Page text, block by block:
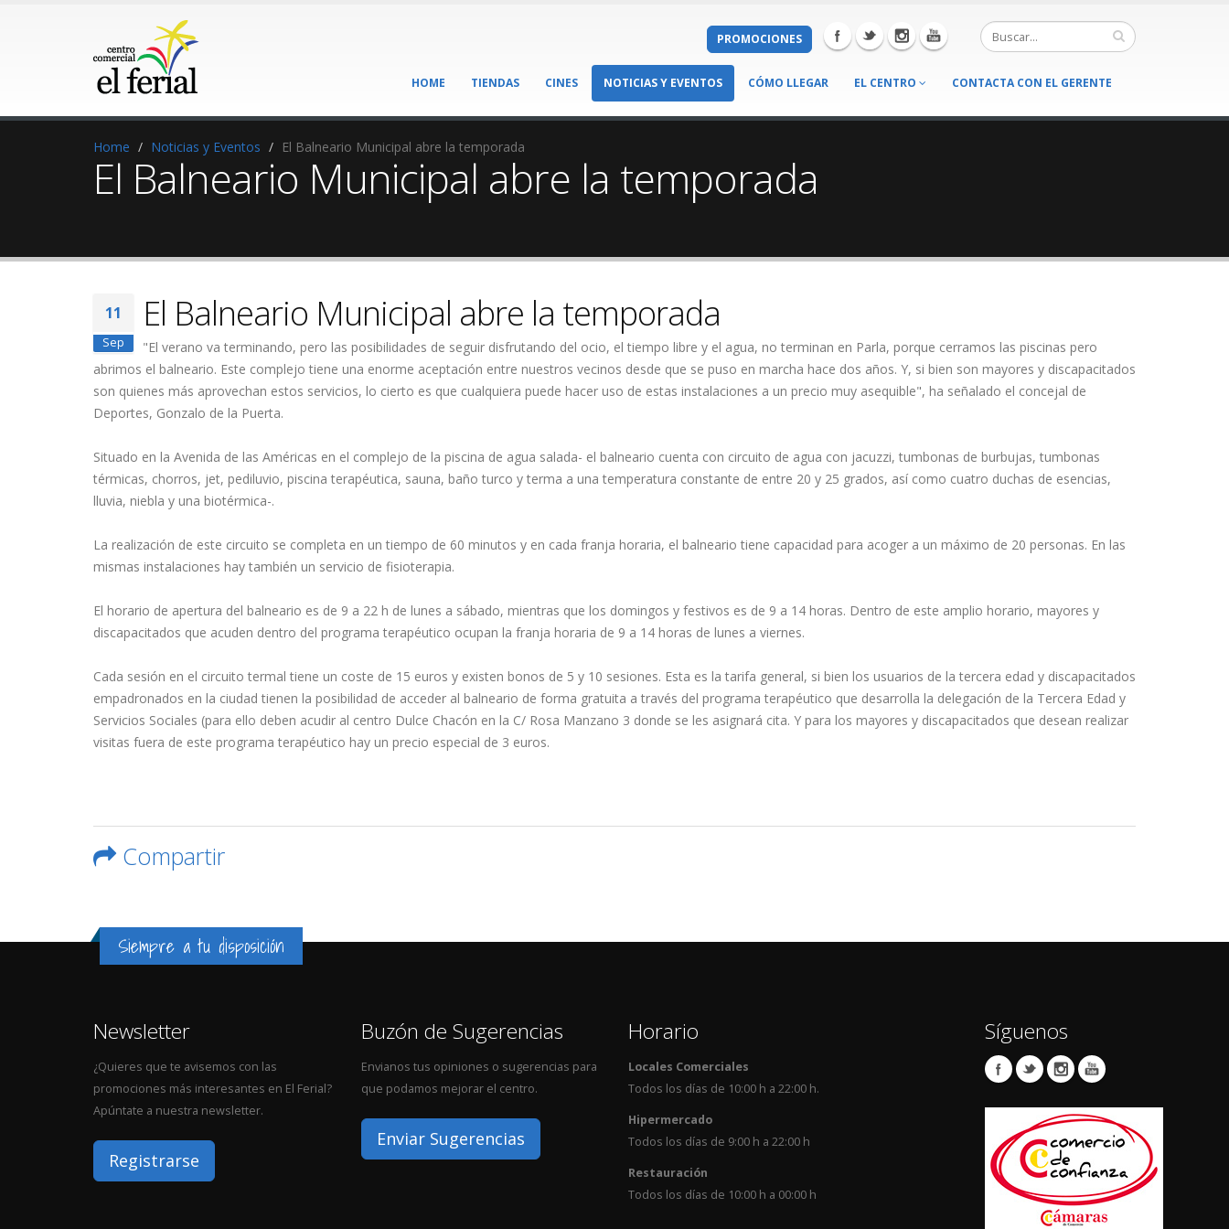
PROMOCIONES
HOME TIENDAS CINES NOTICIAS Y EVENTOS CÓMO LLEGAR EL CENTRO CONTACTA CON EL GERENTE
Home Noticias y Eventos El Balneario Municipal abre la temporada
El Balneario Municipal abre la temporada
11
Sep
El Balneario Municipal abre la temporada
"El verano va terminando, pero las posibilidades de seguir disfrutando del ocio, el tiempo libre y el agua, no terminan en Parla, porque cerramos las piscinas pero
abrimos el balneario. Este complejo tiene una enorme aceptación entre nuestros vecinos desde que se puso en marcha hace dos años. Y, si bien son mayores y discapacitados
son quienes más aprovechan estos servicios, lo cierto es que cualquiera puede hacer uso de estas instalaciones a un precio muy asequible", ha señalado el concejal de
Deportes, Gonzalo de la Puerta.
Situado en la Avenida de las Américas en el complejo de la piscina de agua salada- el balneario cuenta con circuito de agua con jacuzzi, tumbonas de burbujas, tumbonas
térmicas, chorros, jet, pediluvio, piscina terapéutica, sauna, baño turco y terma a una temperatura constante de entre 20 y 25 grados, así como cuatro duchas de esencias,
lluvia, niebla y una biotérmica-.
La realización de este circuito se completa en un tiempo de 60 minutos y en cada franja horaria, el balneario tiene capacidad para acoger a un máximo de 20 personas. En las
mismas instalaciones hay también un servicio de fisioterapia.
El horario de apertura del balneario es de 9 a 22 h de lunes a sábado, mientras que los domingos y festivos es de 9 a 14 horas. Dentro de este amplio horario, mayores y
discapacitados que acuden dentro del programa terapéutico ocupan la franja horaria de 9 a 14 horas de lunes a viernes.
Cada sesión en el circuito termal tiene un coste de 15 euros y existen bonos de 5 y 10 sesiones. Esta es la tarifa general, si bien los usuarios de la tercera edad y discapacitados
empadronados en la ciudad tienen la posibilidad de acceder al balneario de forma gratuita a través del programa terapéutico que desarrolla la delegación de la Tercera Edad y
Servicios Sociales (para ello deben acudir al centro Dulce Chacón en la C/ Rosa Manzano 3 donde se les asignará cita. Y para los mayores y discapacitados que desean realizar
visitas fuera de este programa terapéutico hay un precio especial de 3 euros.
Compartir
Siempre a tu disposición
Newsletter
¿Quieres que te avisemos con las
promociones más interesantes en El Ferial?
Apúntate a nuestra newsletter.
Registrarse
Buzón de Sugerencias
Envianos tus opiniones o sugerencias para
que podamos mejorar el centro.
Enviar Sugerencias
Horario
Locales Comerciales
Todos los días de 10:00 h a 22:00 h.
Hipermercado
Todos los días de 9:00 h a 22:00 h
Restauración
Todos los días de 10:00 h a 00:00 h
Síguenos